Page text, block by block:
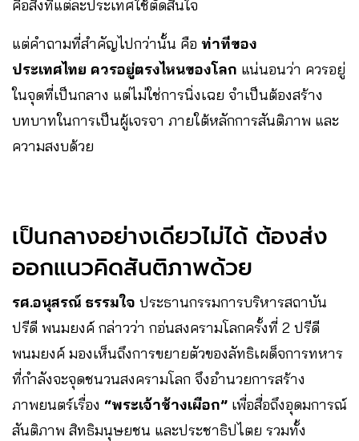
คือสิ่งที่แต่ละประเทศใช้ตัดสินใจ
แต่คำถามที่สำคัญไปกว่านั้น คือ ท่าทีของ
ประเทศไทย ควรอยู่ตรงไหนของโลก แน่นอนว่า ควรอยู่
ในจุดที่เป็นกลาง แต่ไม่ใช่การนิ่งเฉย จำเป็นต้องสร้าง
บทบาทในการเป็นผู้เจรจา ภายใต้หลักการสันติภาพ และ
ความสงบด้วย
เป็นกลางอย่างเดียวไม่ได้ ต้องส่ง
ออกแนวคิดสันติภาพด้วย
รศ.อนุสรณ์ ธรรมใจ ประธานกรรมการบริหารสถาบัน
ปรีดี พนมยงค์ กล่าวว่า กอ่นสงครามโลกครั้งที่ 2 ปรีดี
พนมยงค์ มองเห็นถึงการขยายตัวของลัทธิเผด็จการทหาร
ที่กำลังจะจุดชนวนสงครามโลก จึงอำนวยการสร้าง
ภาพยนตร์เรื่อง “พระเจ้าช้างเผือก” เพื่อสื่อถึงอุดมการณ์
สันติภาพ สิทธิมนุษยชน และประชาธิปไตย รวมทั้ง